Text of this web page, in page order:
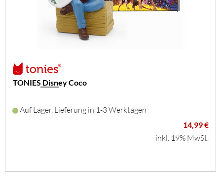
TONIES Disney Coco
Auf Lager, Lieferung in 1-3 Werktagen
14,99 €
inkl. 19% MwSt.